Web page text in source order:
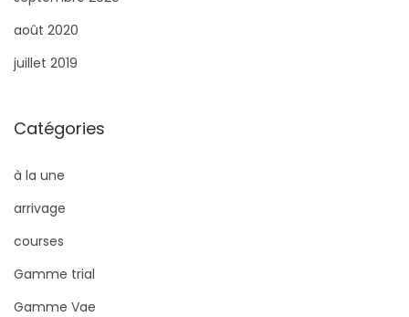
août 2020
juillet 2019
Catégories
à la une
arrivage
courses
Gamme trial
Gamme Vae